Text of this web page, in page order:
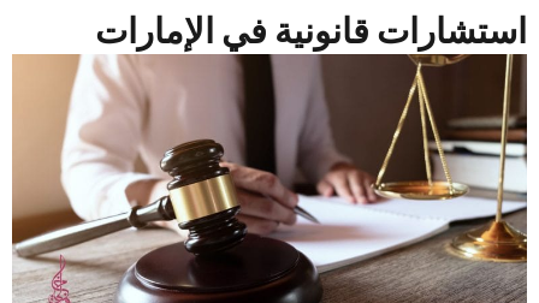
استشارات قانونية في الإمارات